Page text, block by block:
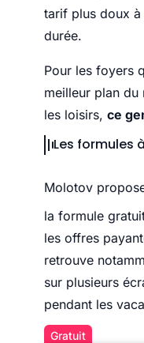
tarif plus doux à
durée.
Pour les foyers
meilleur plan du
les loisirs, ce
Les formules
Molotov
la formule
les offres
retrouve
sur plusieurs
pendant les
Gratuit